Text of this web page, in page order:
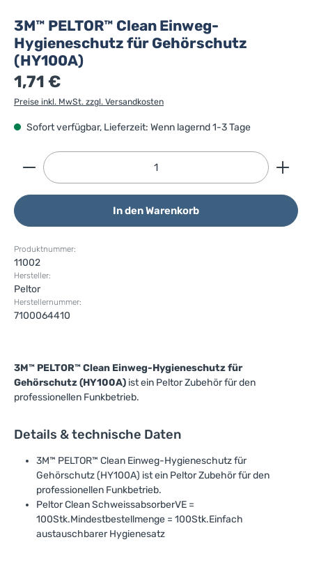
3M™ PELTOR™ Clean Einweg-
Hygieneschutz für Gehörschutz
(HY100A)
1,71 €
Preise inkl. MwSt. zzgl. Versandkosten
Sofort verfügbar, Lieferzeit: Wenn lagernd 1-3 Tage
Produkt Anzahl: Gib den gewünschten Wert ein
In den Warenkorb
Produktnummer:
11002
Hersteller:
Peltor
Herstellernummer:
7100064410
3M™ PELTOR™ Clean Einweg-Hygieneschutz für
Gehörschutz (HY100A) ist ein Peltor Zubehör für den
professionellen Funkbetrieb.
Details & technische Daten
3M™ PELTOR™ Clean Einweg-Hygieneschutz für
Gehörschutz (HY100A) ist ein Peltor Zubehör für den
professionellen Funkbetrieb.
Peltor Clean SchweissabsorberVE =
100Stk.Mindestbestellmenge = 100Stk.Einfach
austauschbarer Hygienesatz